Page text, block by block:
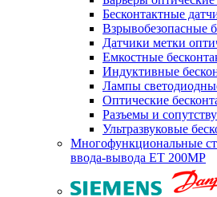
Бесконтактные
Взрывобезопасные
Датчики метки
Емкостные
Индуктивные
Лампы
Оптические
Разъемы и
Ультразвуковые
Многофункциональные
ввода-вывода ET 200MP